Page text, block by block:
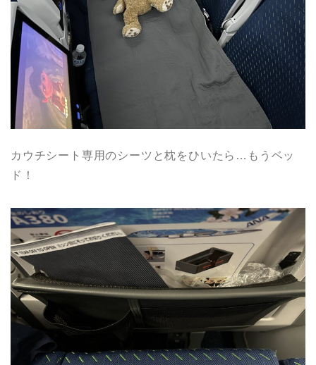
カウチシート専用のシーツと枕をひいたら…もうベッ
ド！